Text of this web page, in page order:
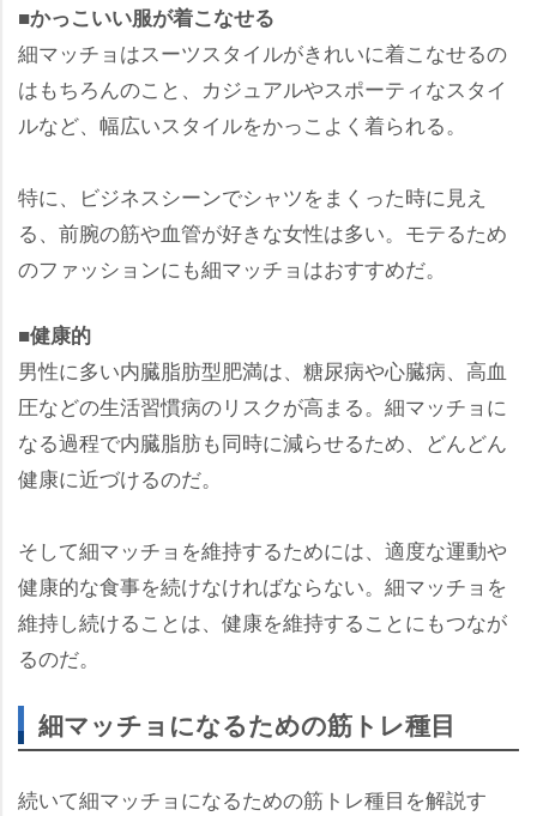
■かっこいい服が着こなせる
細マッチョはスーツスタイルがきれいに着こなせるの
はもちろんのこと、カジュアルやスポーティなスタイ
ルなど、幅広いスタイルをかっこよく着られる。
特に、ビジネスシーンでシャツをまくった時に見え
る、前腕の筋や血管が好きな女性は多い。モテるため
のファッションにも細マッチョはおすすめだ。
■健康的
男性に多い内臓脂肪型肥満は、糖尿病や心臓病、高血
圧などの生活習慣病のリスクが高まる。細マッチョに
なる過程で内臓脂肪も同時に減らせるため、どんどん
健康に近づけるのだ。
そして細マッチョを維持するためには、適度な運動
健康的な食事を続けなければならない。細マッチョを
維持し続けることは、健康を維持することにもつなが
るのだ。
細マッチョになるための筋トレ種目
続いて細マッチョになるための筋トレ種目を解説す